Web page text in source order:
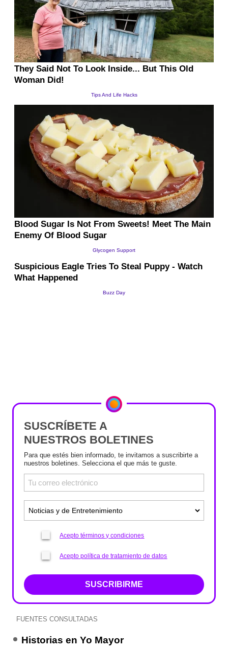
SUSCRÍBETE A
NUESTROS BOLETINES
Para que estés bien informado, te invitamos a suscribirte a
nuestros boletines. Selecciona el que más te guste.
Acepto términos y condiciones
Acepto política de tratamiento de datos
SUSCRIBIRME
FUENTES CONSULTADAS
Historias en Yo Mayor